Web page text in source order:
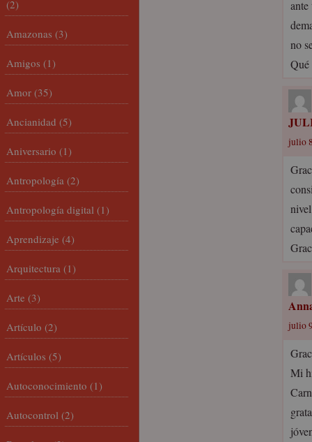
ante
no
Qué
julio
julio
Mi
(2)
Amazonas (3)
Amigos (1)
Amor (35)
Ancianidad (5)
Aniversario (1)
Antropología (2)
Antropología digital (1)
Aprendizaje (4)
Arquitectura (1)
Arte (3)
Artículo (2)
Artículos (5)
Autoconocimiento (1)
Autocontrol (2)